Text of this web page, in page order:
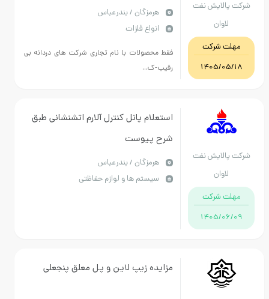
شرکت پالایش نفت
لاوان
مهلت شرکت
1405/05/18
هرمزگان / بندرعباس
انواع فلزات
فقط محصولات با نام تجاری شرکت های دردانه بی
رقیب-ک...
شرکت پالایش نفت
لاوان
مهلت شرکت
1405/06/09
استعلام پانل کنترل آلارم اتشنشانی طبق
شرح پیوست
هرمزگان / بندرعباس
سیستم ها و لوازم حفاظتی
مزایده زیپ لاین و پل معلق پنجعلی